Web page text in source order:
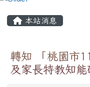
本站消息
轉知 「桃園市
及家長特教知能